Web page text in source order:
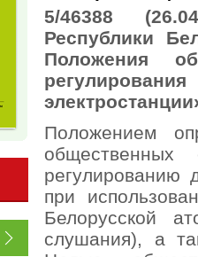
5/46388
Республики
Положения
Положением
регулированию
при
Белорусской
слушания), а